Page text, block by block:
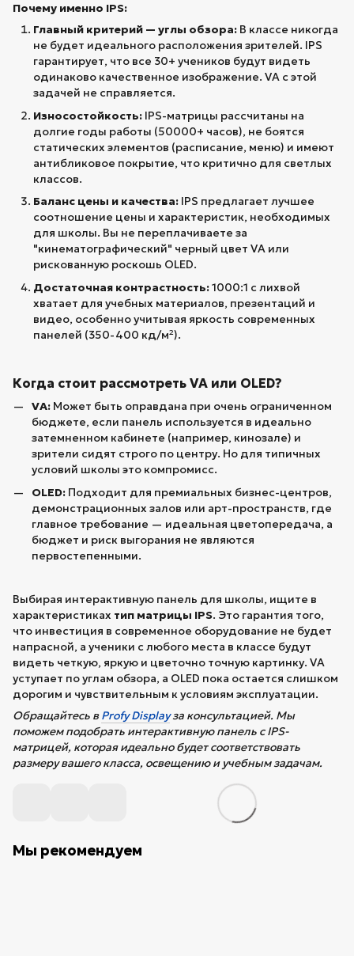
Почему именно IPS:
Главный критерий — углы обзора: В классе никогда
не будет идеального расположения зрителей. IPS
гарантирует, что все 30+ учеников будут видеть
одинаково качественное изображение. VA с этой
задачей не справляется.
Износостойкость: IPS-матрицы рассчитаны на
долгие годы работы (50000+ часов), не боятся
статических элементов (расписание, меню) и имеют
антибликовое покрытие, что критично для светлых
классов.
Баланс цены и качества: IPS предлагает лучшее
соотношение цены и характеристик, необходимых
для школы. Вы не переплачиваете за
"кинематографический" черный цвет VA или
рискованную роскошь OLED.
Достаточная контрастность:1000:1 с лихвой
хватает для учебных материалов, презентаций и
видео, особенно учитывая яркость современных
панелей (350-400 кд/м²).
Когда стоит рассмотреть VA или OLED?
VA: Может быть оправдана при очень ограниченном
бюджете, если панель используется в идеально
затемненном кабинете (например, кинозале) и
зрители сидят строго по центру. Но для типичных
условий школы это компромисс.
OLED: Подходит для премиальных бизнес-центров,
демонстрационных залов или арт-пространств, где
главное требование — идеальная цветопередача, а
бюджет и риск выгорания не являются
первостепенными.
Выбирая интерактивную панель для школы, ищите в
характеристиках тип матрицы IPS. Это гарантия того,
что инвестиция в современное оборудование не будет
напрасной, а ученики с любого места в классе будут
видеть четкую, яркую и цветочно точную картинку. VA
уступает по углам обзора, а OLED пока остается слишком
дорогим и чувствительным к условиям эксплуатации.
Обращайтесь вProfy Displayза консультацией. Мы
поможем подобрать интерактивную панель с IPS-
матрицей, которая идеально будет соответствовать
размеру вашего класса, освещению и учебным задачам.
Мы рекомендуем